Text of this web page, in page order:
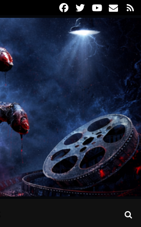
FacebookTwitterYoutube
Email